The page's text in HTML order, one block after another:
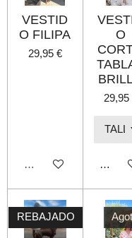
VESTID
O FILIPA
29,95 €
Agotado
O
29,95
Añadir
REBAJADO